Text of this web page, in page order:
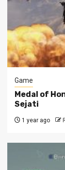
Game
Medal of
Sejati
1 year ago